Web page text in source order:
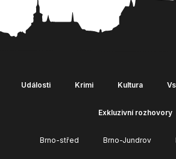
Události Krimi Kultura
Exkluzivní rozhovory
Brno-střed Brno-Jundrov